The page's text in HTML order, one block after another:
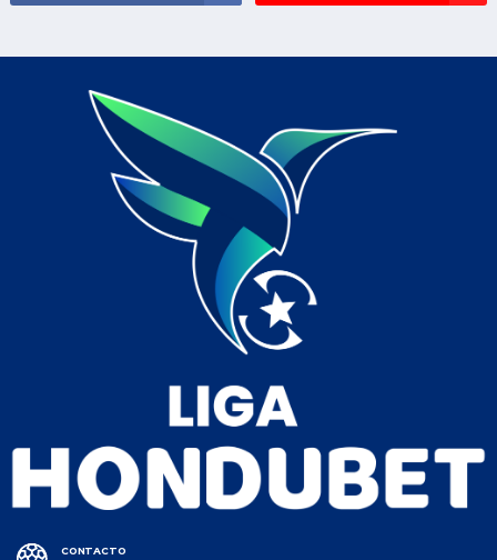
CONTACTO